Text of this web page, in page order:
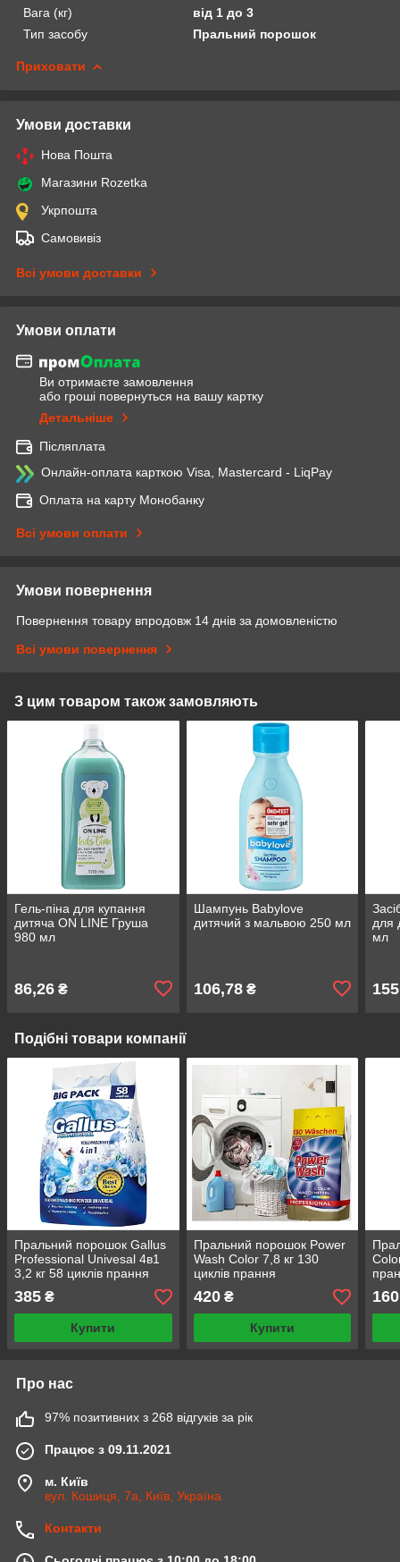
Вага (кг)
від 1 до 3
Тип засобу
Пральний порошок
Приховати
Умови доставки
Нова Пошта
Магазини Rozetka
Укрпошта
Самовивіз
Всі умови доставки
Умови оплати
Ви отримаєте замовлення
або гроші повернуться на вашу картку
Детальніше
Післяплата
Онлайн-оплата карткою Visa, Mastercard - LiqPay
Оплата на карту Монобанку
Всі умови оплати
Умови повернення
Повернення товару впродовж 14 днів за домовленістю
Всі умови повернення
З цим товаром також замовляють
Гель-піна для купання
дитяча ON LINE Груша
980 мл
86,26 ₴
Шампунь Babylove
дитячий з мальвою 250 мл
106,78₴
для
мл
Подібні товари компанії
Пральний порошок Gallus
Professional Univesal 4в1
3,2 кг 58 циклів прання
миючі засоби для прання
385 ₴
Купити
Пральний порошок Power
Wash Color 7,8 кг 130
циклів прання
420₴
Купити
160
Про нас
97% позитивних з 268 відгуків за рік
Працює з 09.11.2021
м. Київ
вул. Кошиця, 7а, Київ, Україна
Контакти